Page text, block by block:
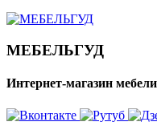
МЕБЕЛЬГУД
Интернет-магазин мебели